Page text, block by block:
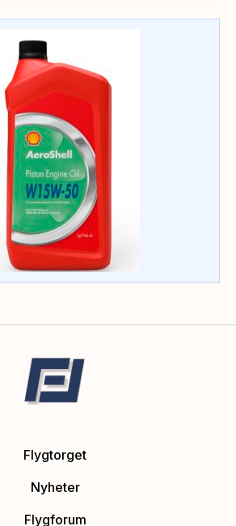
Flygtorget
Nyheter
Flygforum